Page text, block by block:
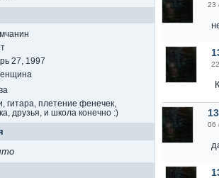
27, 1997
гитара, плетение фенечек,
друзья, и школа конечно :)
23
06